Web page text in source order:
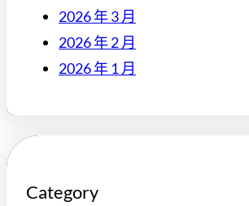
2026 年 3 月
2026 年 2 月
2026 年 1 月
Category